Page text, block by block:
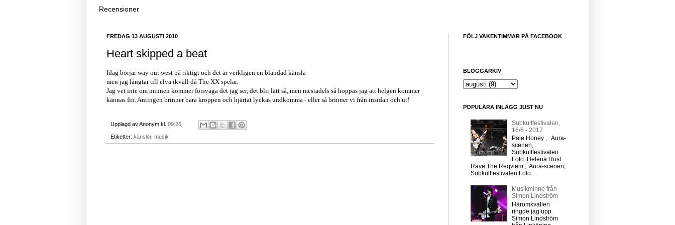
Recensioner
FREDAG 13 AUGUSTI 2010
Heart skipped a beat
Idag börjar way out west på riktigt och det är verkligen en blandad känsla
men jag längtar till elva ikväll då The XX spelar.
Jag vet inte om minnen kommer försvaga det jag ser, det blir lätt så, men mestadels så hoppas jag att helgen kommer
kännas fin. Antingen brinner bara kroppen och hjärtat lyckas undkomma - eller så brinner vi från insidan och ut!
Upplagd avAnonym kl. 09:26
Etiketter: känslor, musik
FÖLJ VAKENTIMMAR PÅ FACEBOOK
BLOGGARKIV
POPULÄRA INLÄGG JUST NU
Subkultfestivalen,
16/6 - 2017
Pale Honey , Aura-
scenen,
Subkultfestivalen
Foto: Helena Rost
Rave The Reqviem , Aura-scenen,
Subkultfestivalen Foto: ...
Musikminne från
Simon Lindström
Häromkvällen
ringde jag upp
Simon Lindström